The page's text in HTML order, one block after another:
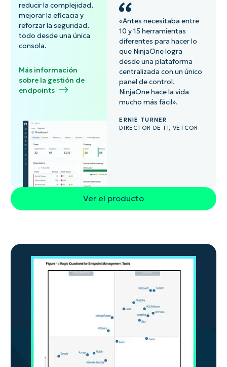
reducir la complejidad,
mejorar la eficacia y
reforzar la seguridad,
todo desde una única
consola.
Más información
sobre la gestión de
endpoints
«Antes necesitaba entre
10 y 15 herramientas
diferentes para hacer lo
que NinjaOne logra
desde una plataforma
centralizada con un único
panel de control.
NinjaOne hace la vida
mucho más fácil».
ERNIE TURNER
DIRECTOR DE TI, VETCOR
Ver el producto